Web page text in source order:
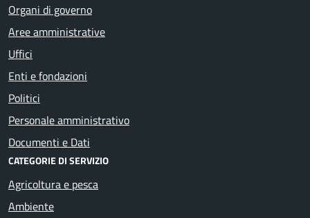
Organi di governo
Aree amministrative
Uffici
Enti e fondazioni
Politici
Personale amministrativo
Documenti e Dati
CATEGORIE DI SERVIZIO
Agricoltura e pesca
Ambiente